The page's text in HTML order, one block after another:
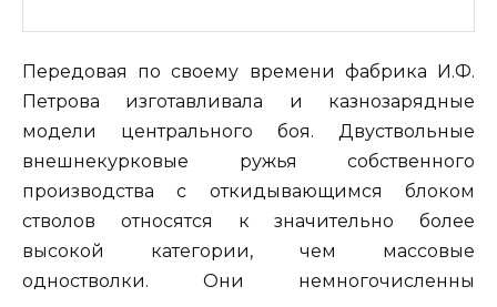
Передовая по своему времени фабрика И.Ф.
Петрова изготавливала и казнозарядные
модели центрального боя. Двуствольные
внешнекурковые ружья собственного
производства с откидывающимся блоком
стволов относятся к значительно более
высокой категории, чем массовые
одностволки. Они немногочисленны